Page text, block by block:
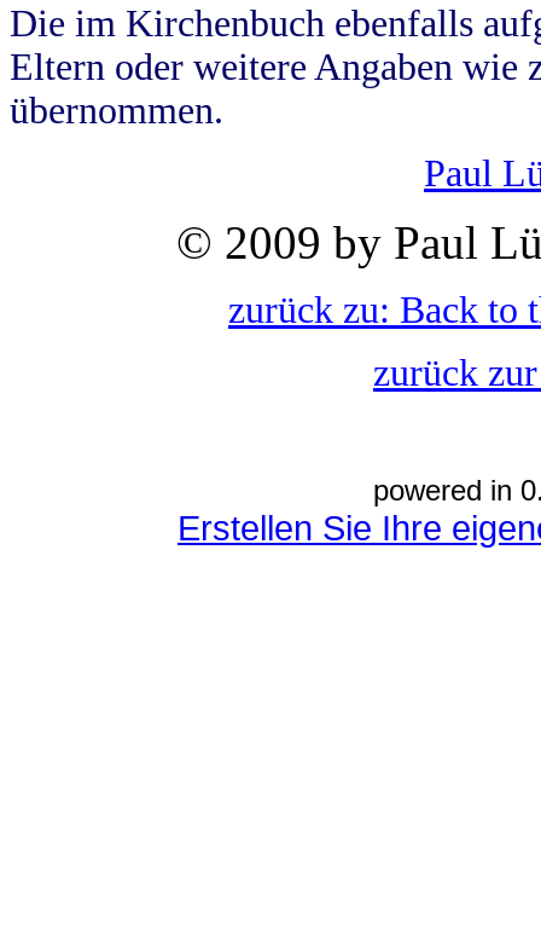
Die im Kirchenbuch ebenfalls
Eltern oder weitere Angaben wie
übernommen.
Paul
© 2009 by Paul
zurück zu: Back to
zurück
powered in
Erstellen Sie Ihre